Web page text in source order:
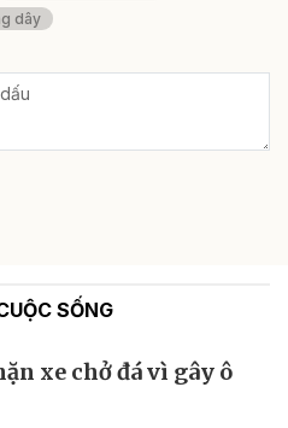
dây
SỐNG
xe chở đá vì gây ô